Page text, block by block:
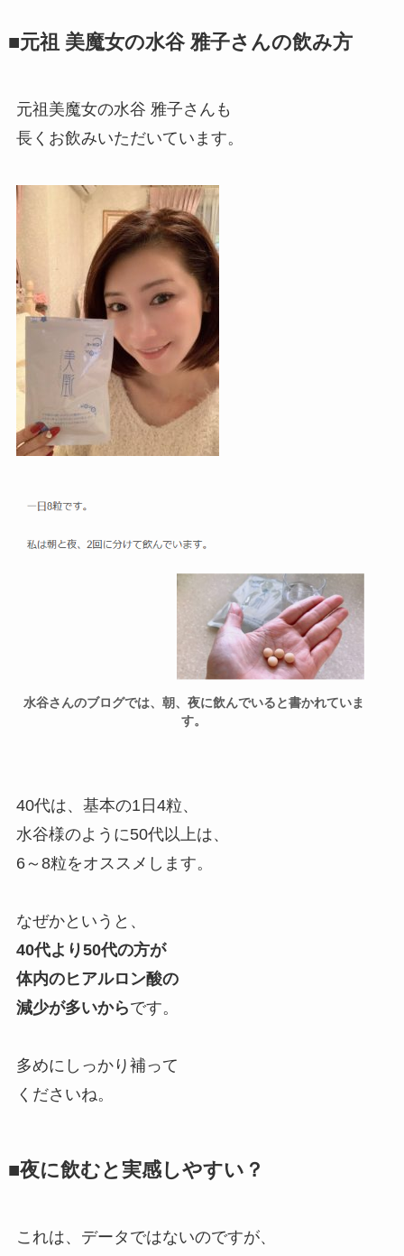
■元祖 美魔女の水谷 雅子さんの飲み方
元祖美魔女の水谷 雅子さんも
長くお飲みいただいています。
水谷さんのブログでは、朝、夜に飲んでいると書かれていま
す。
40代は、基本の1日4粒、
水谷様のように50代以上は、
6～8粒をオススメします。
なぜかというと、
40代より50代の方が
体内のヒアルロン酸の
減少が多いからです。
多めにしっかり補って
くださいね。
■夜に飲むと実感しやすい？
これは、データではないのですが、